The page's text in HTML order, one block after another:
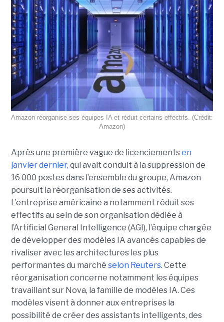
Amazon réorganise ses équipes IA et réduit certains effectifs. (Crédit:
Amazon)
Après une première vague de licenciementsen
janvier dernier, qui avait conduit à la suppression de
16 000 postes dans l’ensemble du groupe, Amazon
poursuit la réorganisation de ses activités.
L’entreprise américaine a notamment réduit ses
effectifs au sein de son organisation dédiée à
l’Artificial General Intelligence (AGI), l’équipe chargée
de développer des modèles IA avancés capables de
rivaliser avec les architectures les plus
performantes du marché selon Reuters. Cette
réorganisation concerne notamment les équipes
travaillant sur Nova, la famille de modèles IA. Ces
modèles visent à donner aux entreprises la
possibilité de créer des assistants intelligents, des